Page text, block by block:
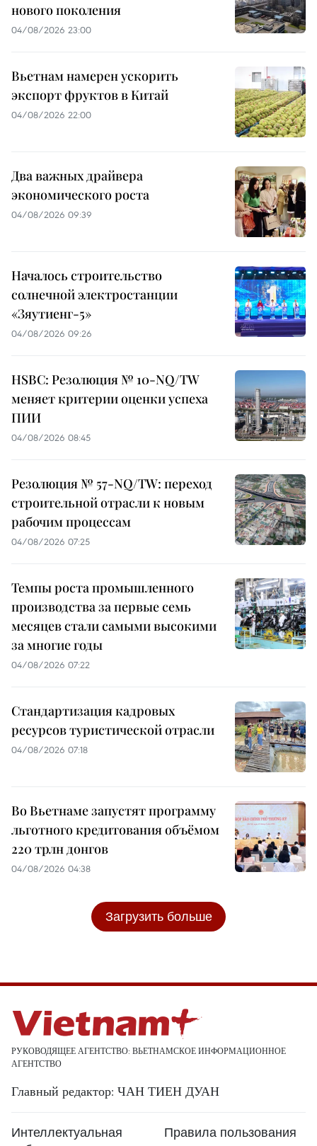
нового поколения
04/08/2026 23:00
Вьетнам намерен ускорить
экспорт фруктов в Китай
04/08/2026 22:00
Два важных драйвера
экономического роста
04/08/2026 09:39
Началось строительство
солнечной электростанции
«Зяутиенг-5»
04/08/2026 09:26
HSBC: Резолюция № 10-NQ/TW
меняет критерии оценки успеха
ПИИ
04/08/2026 08:45
Резолюция № 57-NQ/TW: переход
строительной отрасли к новым
рабочим процессам
04/08/2026 07:25
Темпы роста промышленного
производства за первые семь
месяцев стали самыми высокими
за многие годы
04/08/2026 07:22
Стандартизация кадровых
ресурсов туристической отрасли
04/08/2026 07:18
Во Вьетнаме запустят программу
льготного кредитования объёмом
220 трлн донгов
04/08/2026 04:38
Загрузить больше
РУКОВОДЯЩЕЕ АГЕНТСТВО: ВЬЕТНАМСКОЕ ИНФОРМАЦИОННОЕ
АГЕНТСТВО
Главный редактор: ЧАН ТИЕН ДУАН
Интеллектуальная
Правила пользования